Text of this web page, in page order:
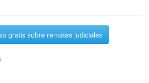
gratis sobre remates judiciales